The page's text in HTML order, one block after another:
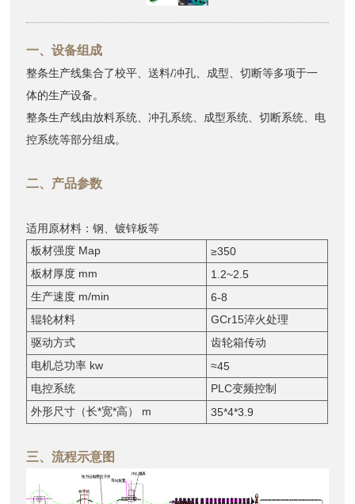
一、设备组成
整条生产线集合了校平、送料/冲孔、成型、切断等多项于一
体的生产设备。
整条生产线由放料系统、冲孔系统、成型系统、切断系统、电
控系统等部分组成。
二、产品参数
适用原材料：钢、镀锌板等
板材强度 Map
≥350
板材厚度 mm
1.2~2.5
生产速度 m/min
6-8
辊轮材料
GCr15淬火处理
驱动方式
齿轮箱传动
电机总功率 kw
≈45
电控系统
PLC变频控制
外形尺寸（长*宽*高） m
35*4*3.9
三、流程示意图